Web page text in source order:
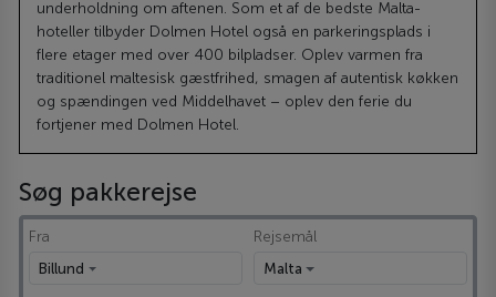
underholdning om aftenen. Som et af de bedste Malta-
hoteller tilbyder Dolmen Hotel også en parkeringsplads i
flere etager med over 400 bilpladser. Oplev varmen fra
traditionel maltesisk gæstfrihed, smagen af autentisk køkken
og spændingen ved Middelhavet – oplev den ferie du
fortjener med Dolmen Hotel.
Søg pakkerejse
Fra
Billund
Rejsemål
Malta